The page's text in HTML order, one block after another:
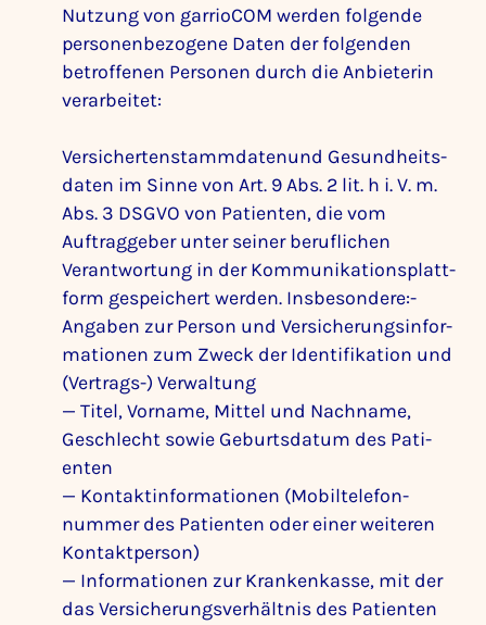
Nutzung von garrioCOM werden folgende
perso­nen­be­zo­gene Daten der folgenden
betrof­fenen Personen durch die Anbie­terin
verar­beitet:
Versi­cher­ten­stamm­da­tenund Gesund­heits­
daten im Sinne von Art. 9 Abs. 2 lit. h i. V. m.
Abs. 3 DSGVO von Pati­enten, die vom
Auftrag­geber unter seiner beruf­li­chen
Verant­wor­tung in der Kommu­ni­ka­ti­ons­platt­
form gespei­chert werden. Insbe­son­dere:-
Angaben zur Person und Versi­che­rungs­in­for­
ma­tionen zum Zweck der Iden­ti­fi­ka­tion und
(Vertrags-) Verwal­tung
— Titel, Vorname, Mittel und Nach­name,
Geschlecht sowie Geburts­datum des Pati­
enten
— Kontakt­in­for­ma­tionen (Mobil­te­le­fon­
nummer des Pati­enten oder einer weiteren
Kontakt­person)
— Infor­ma­tionen zur Kran­ken­kasse, mit der
das Versi­che­rungs­ver­hältnis des Pati­enten